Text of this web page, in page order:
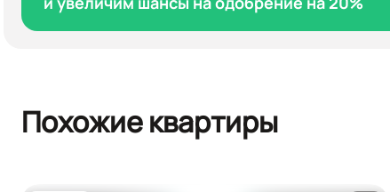
Похожие квартиры